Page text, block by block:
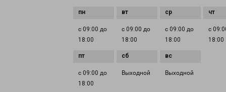
с 09:00 до
18:00
с 09:00 до
18:00
с 09:00 до
18:00
с
18:00
с 09:00 до
18:00
Выходной Выходной